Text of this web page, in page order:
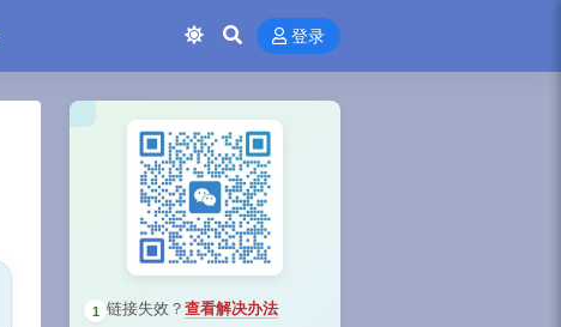
登录
1 链接失效？ 查看解决办法